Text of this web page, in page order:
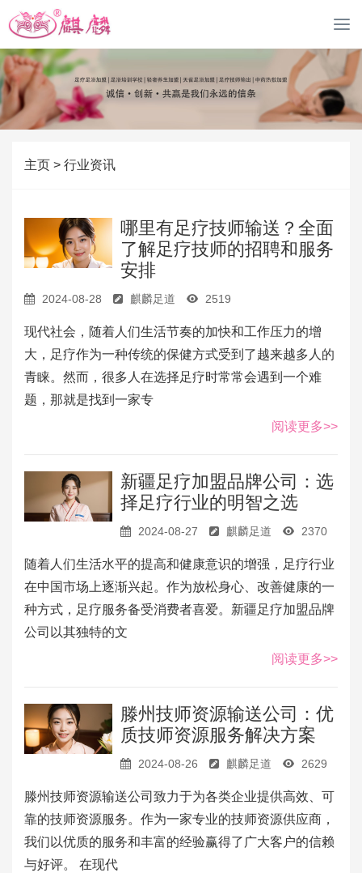
M
o
b
i
l
e
导
主页 > 行业资讯
哪里有足疗技师输送？全面
了解足疗技师的招聘和服务
安排
2024-08-28 麒麟足道 2519
现代社会，随着人们生活节奏的加快和工作压力的增
大，足疗作为一种传统的保健方式受到了越来越多人的
青睐。然而，很多人在选择足疗时常常会遇到一个难
题，那就是找到一家专
阅读更多>>
新疆足疗加盟品牌公司：选
择足疗行业的明智之选
2024-08-27 麒麟足道 2370
随着人们生活水平的提高和健康意识的增强，足疗行业
在中国市场上逐渐兴起。作为放松身心、改善健康的一
种方式，足疗服务备受消费者喜爱。新疆足疗加盟品牌
公司以其独特的文
阅读更多>>
滕州技师资源输送公司：优
质技师资源服务解决方案
2024-08-26 麒麟足道 2629
滕州技师资源输送公司致力于为各类企业提供高效、可
靠的技师资源服务。作为一家专业的技师资源供应商，
我们以优质的服务和丰富的经验赢得了广大客户的信赖
与好评。 在现代